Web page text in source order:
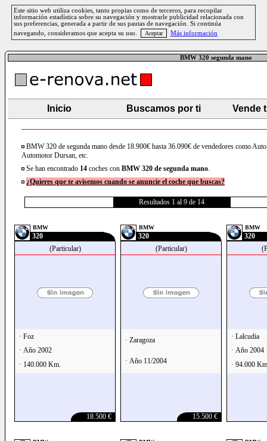
Este sitio web utiliza cookies, tanto propias como de terceros, para recopilar
información estadística sobre su navegación y mostrarle publicidad relacionada con
sus preferencias, generada a partir de sus pautas de navegación. Si continúa
navegando, consideramos que acepta su uso.
Más información
BMW 320 segunda mano
Inicio Buscamos por ti Vende
BMW 320 de segunda mano desde 18.900€ hasta 36.090€ de vendedores como
Automotor Dursan, etc.
Se han encontrado 14 coches con BMW 320 de segunda mano.
¿Quieres que te avisemos cuando se anuncie el coche que buscas?
Resultados 1 al 9 de 14
BMW
320
(Particular)
· Foz
· Año 2002
· 140.000 Km.
18.500 €
BMW
320
(Particular)
· Zaragoza
· Año 11/2004
15.500 €
BMW
320
· Lalcudia
· Año 2004
· 94.000